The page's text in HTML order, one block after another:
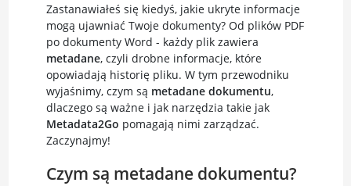
Zastanawiałeś się kiedyś, jakie ukryte informacje
mogą ujawniać Twoje dokumenty? Od plików PDF
po dokumenty Word - każdy plik zawiera
metadane, czyli drobne informacje, które
opowiadają historię pliku. W tym przewodniku
wyjaśnimy, czym są metadane dokumentu,
dlaczego są ważne i jak narzędzia takie jak
Metadata2Go pomagają nimi zarządzać.
Zaczynajmy!
Czym są metadane dokumentu?